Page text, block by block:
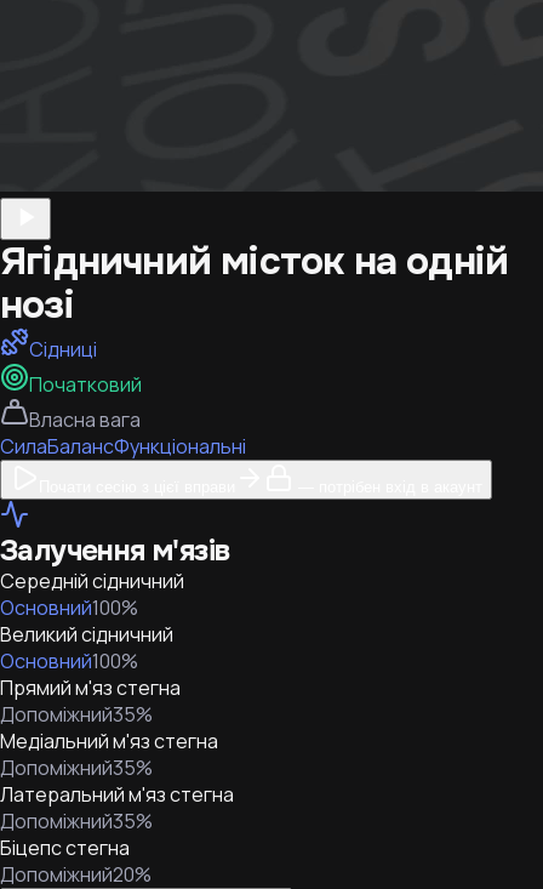
Ягідничний місток на одній
нозі
Сідниці
Початковий
Власна вага
СилаБалансФункціональні
Залучення м'язів
Середній сідничний
Основний100%
Великий сідничний
Основний100%
Прямий м'яз стегна
Допоміжний35%
Медіальний м'яз стегна
Допоміжний35%
Латеральний м'яз стегна
Допоміжний35%
Біцепс стегна
Допоміжний20%